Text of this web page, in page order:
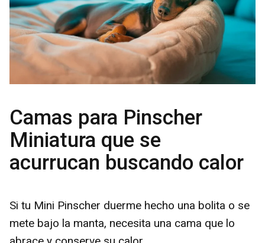
Camas para Pinscher
Miniatura que se
acurrucan buscando calor
Si tu Mini Pinscher duerme hecho una bolita o se
mete bajo la manta, necesita una cama que lo